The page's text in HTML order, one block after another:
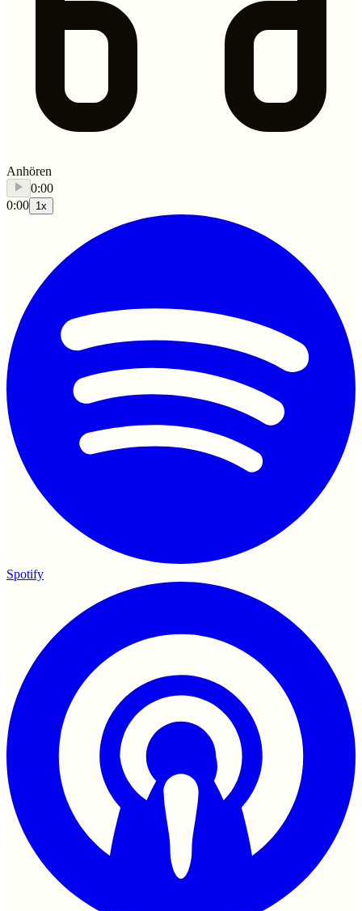
Anhören
0:00
0:00 1x
Spotify